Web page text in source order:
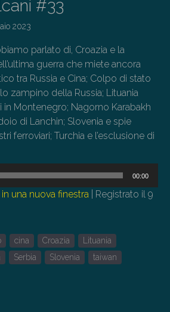
#33
2023
parlato di, Croazia e la
guerra che miete ancora
tra Russia e Cina; Colpo di stato
zampino della Russia; Lituania
in Montenegro; Nagorno Karabakh
di Lanchin; Slovenia e spie
ferroviari; Turchia e l’esclusione di
00:00
una nuova finestra
Registrato il 9
cina Croazia
Lituania
Serbia Slovenia
taiwan